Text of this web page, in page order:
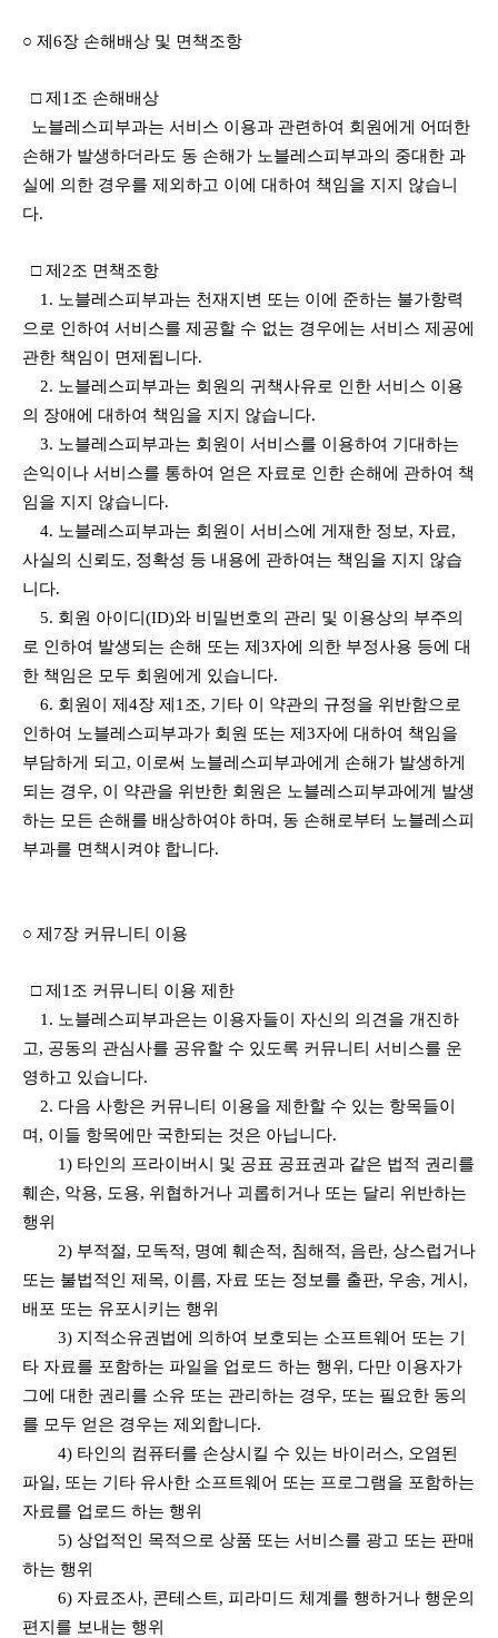
○ 제6장 손해배상 및 면책조항
□ 제1조 손해배상
노블레스피부과는 서비스 이용과 관련하여 회원에게 어떠한
손해가 발생하더라도 동 손해가 노블레스피부과의 중대한 과
실에 의한 경우를 제외하고 이에 대하여 책임을 지지 않습니
다.
□ 제2조 면책조항
1. 노블레스피부과는 천재지변 또는 이에 준하는 불가항력
으로 인하여 서비스를 제공할 수 없는 경우에는 서비스 제공에
관한 책임이 면제됩니다.
2. 노블레스피부과는 회원의 귀책사유로 인한 서비스 이용
의 장애에 대하여 책임을 지지 않습니다.
3. 노블레스피부과는 회원이 서비스를 이용하여 기대하는
손익이나 서비스를 통하여 얻은 자료로 인한 손해에 관하여 책
임을 지지 않습니다.
4. 노블레스피부과는 회원이 서비스에 게재한 정보, 자료,
사실의 신뢰도, 정확성 등 내용에 관하여는 책임을 지지 않습
니다.
5. 회원 아이디(ID)와 비밀번호의 관리 및 이용상의 부주의
로 인하여 발생되는 손해 또는 제3자에 의한 부정사용 등에 대
한 책임은 모두 회원에게 있습니다.
6. 회원이 제4장 제1조, 기타 이 약관의 규정을 위반함으로
인하여 노블레스피부과가 회원 또는 제3자에 대하여 책임을
부담하게 되고, 이로써 노블레스피부과에게 손해가 발생하게
되는 경우, 이 약관을 위반한 회원은 노블레스피부과에게 발생
하는 모든 손해를 배상하여야 하며, 동 손해로부터 노블레스피
부과를 면책시켜야 합니다.
○ 제7장 커뮤니티 이용
□ 제1조 커뮤니티 이용 제한
1. 노블레스피부과은는 이용자들이 자신의 의견을 개진하
고, 공동의 관심사를 공유할 수 있도록 커뮤니티 서비스를 운
영하고 있습니다.
2. 다음 사항은 커뮤니티 이용을 제한할 수 있는 항목들이
며, 이들 항목에만 국한되는 것은 아닙니다.
1) 타인의 프라이버시 및 공표 공표권과 같은 법적 권리를
훼손, 악용, 도용, 위협하거나 괴롭히거나 또는 달리 위반하는
행위
2) 부적절, 모독적, 명예 훼손적, 침해적, 음란, 상스럽거나
또는 불법적인 제목, 이름, 자료 또는 정보를 출판, 우송, 게시,
배포 또는 유포시키는 행위
3) 지적소유권법에 의하여 보호되는 소프트웨어 또는 기
타 자료를 포함하는 파일을 업로드 하는 행위, 다만 이용자가
그에 대한 권리를 소유 또는 관리하는 경우, 또는 필요한 동의
를 모두 얻은 경우는 제외합니다.
4) 타인의 컴퓨터를 손상시킬 수 있는 바이러스, 오염된
파일, 또는 기타 유사한 소프트웨어 또는 프로그램을 포함하는
자료를 업로드 하는 행위
5) 상업적인 목적으로 상품 또는 서비스를 광고 또는 판매
하는 행위
6) 자료조사, 콘테스트, 피라미드 체계를 행하거나 행운의
편지를 보내는 행위